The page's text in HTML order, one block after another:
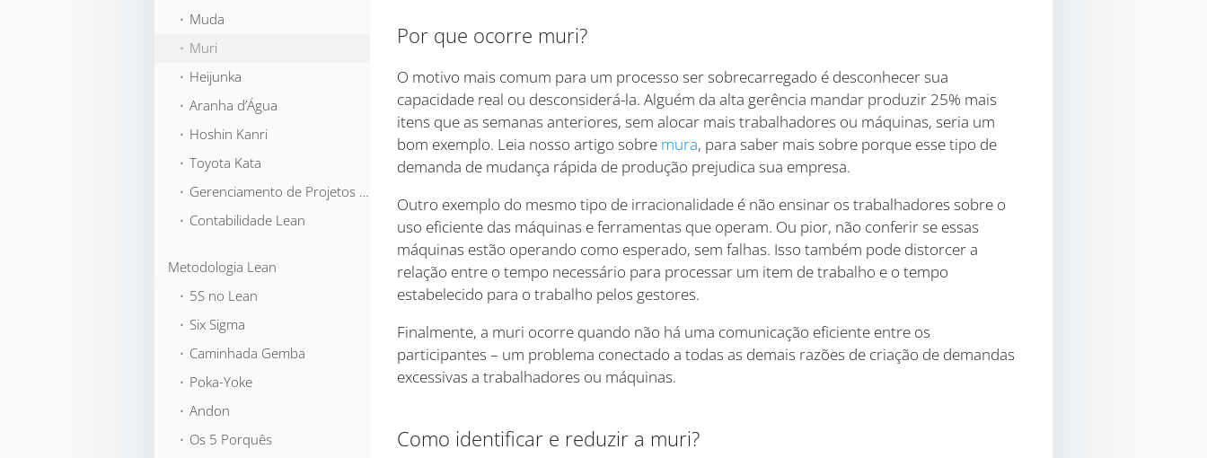
⬞ Muda
⬞ Muri
⬞ Heijunka
⬞ Aranha d’Água
⬞ Hoshin Kanri
⬞ Toyota Kata
⬞ Gerenciamento de Projetos Lean
⬞ Contabilidade Lean
Metodologia Lean
⬞ 5S no Lean
⬞ Six Sigma
⬞ Caminhada Gemba
⬞ Poka-Yoke
⬞ Andon
⬞ Os 5 Porquês
Por que ocorre muri?
O motivo mais comum para um processo ser sobrecarregado é desconhecer sua
capacidade real ou desconsiderá-la. Alguém da alta gerência mandar produzir 25% mais
itens que as semanas anteriores, sem alocar mais trabalhadores ou máquinas, seria um
bom exemplo. Leia nosso artigo sobre mura, para saber mais sobre porque esse tipo de
demanda de mudança rápida de produção prejudica sua empresa.
Outro exemplo do mesmo tipo de irracionalidade é não ensinar os trabalhadores sobre o
uso eficiente das máquinas e ferramentas que operam. Ou pior, não conferir se essas
máquinas estão operando como esperado, sem falhas. Isso também pode distorcer a
relação entre o tempo necessário para processar um item de trabalho e o tempo
estabelecido para o trabalho pelos gestores.
Finalmente, a muri ocorre quando não há uma comunicação eficiente entre os
participantes – um problema conectado a todas as demais razões de criação de demandas
excessivas a trabalhadores ou máquinas.
Como identificar e reduzir a muri?